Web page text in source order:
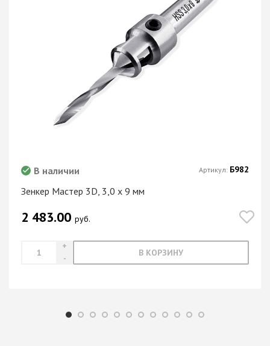
Зенкер Мастер 3D, 3,0 х 9 мм
В наличии
2 483.00 руб.
В КОРЗИНУ
Артикул: Б982